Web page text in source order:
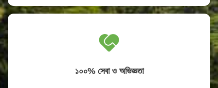
১০০% সেবা ও অভিজ্ঞতা